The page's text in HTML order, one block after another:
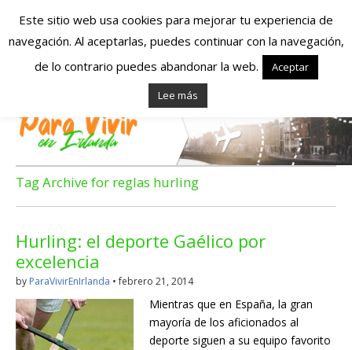
Españoles en
Irlanda – Vivir en
Irlanda – Trabajo
en Irlanda –
Alojamiento en
Irlanda
Blog dedicado a los que viven, estudian y trabajan en
Irlanda!
Tag Archive for reglas hurling
Hurling: el deporte Gaélico por
excelencia
by ParaVivirEnIrlanda •febrero 21, 2014
Mientras que en España, la gran
mayoría de los aficionados al
deporte siguen a su equipo favorito
Este sitio web usa cookies para mejorar tu experiencia de
navegación. Al aceptarlas, puedes continuar con la navegación,
de lo contrario puedes abandonar la web.
Aceptar
Lee más